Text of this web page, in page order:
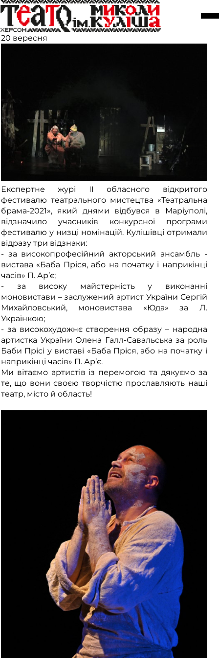
Артисти повернулись із
Маріуполя з нагородами!
20 вересня
Експертне журі ІІ обласного відкритого
фестивалю театрального мистецтва «Театральна
брама-2021», який днями відбувся в Маріуполі,
відзначило учасників конкурсної програми
фестивалю у низці номінацій. Кулішівці отримали
відразу три відзнаки:
- за високопрофесійний акторський ансамбль -
вистава «Баба Пріся, або на початку і наприкінці
часів» П. Ар’є;
- за високу майстерність у виконанні
моновистави – заслужений артист України Сергій
Михайловський, моновистава «Юда» за Л.
Українкою;
- за високохудожнє створення образу – народна
артистка України Олена Галл-Савальська за роль
Баби Прісі у виставі «Баба Пріся, або на початку і
наприкінці часів» П. Ар’є.
Ми вітаємо артистів із перемогою та дякуємо за
те, що вони своєю творчістю прославляють наші
театр, місто й область!